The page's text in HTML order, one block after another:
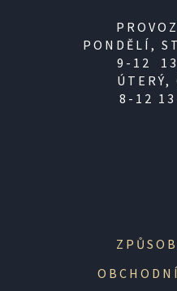
PONDĚLÍ,
9-12
ÚTERÝ,
8-12